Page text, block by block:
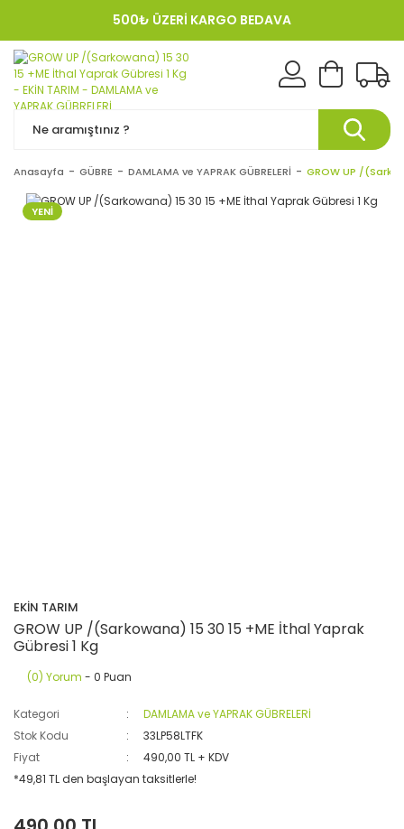
500₺ ÜZERİ KARGO BEDAVA
KREDI KARTINA 12 TAKSIT!
Anasayfa GÜBRE DAMLAMA ve YAPRAK GÜBRELERİ GROW UP /
YENİ
EKİN TARIM
GROW UP /(Sarkowana) 15 30 15 +ME İthal Yaprak
Gübresi 1 Kg
(0) Yorum - 0 Puan
Kategori
DAMLAMA ve YAPRAK GÜBRELERİ
Stok Kodu
33LP58LTFK
Fiyat
490,00 TL + KDV
*49,81 TL den başlayan taksitlerle!